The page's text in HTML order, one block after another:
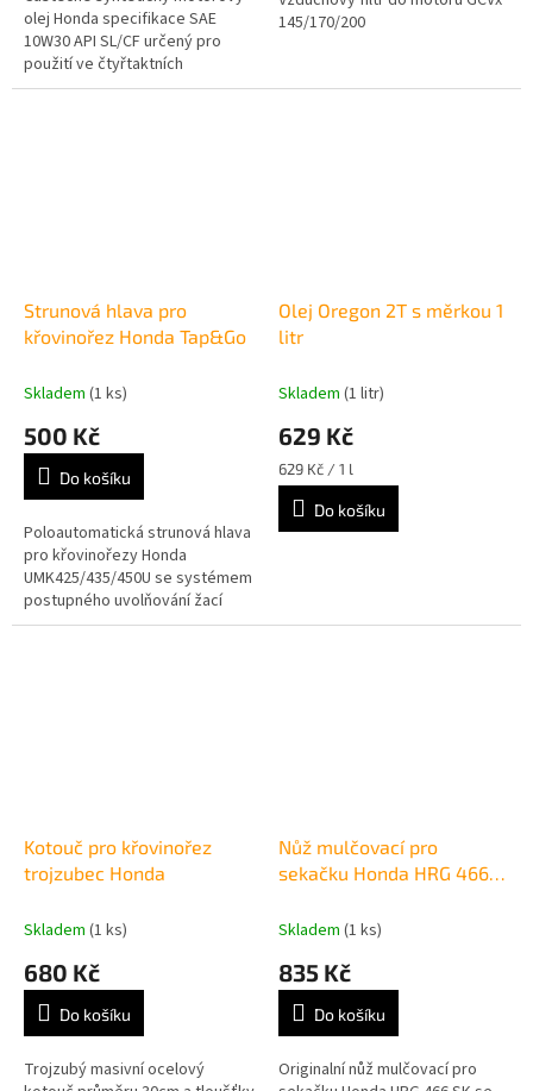
olej Honda specifikace SAE
10W30 API SL/CF určený pro
použití ve čtyřtaktních
motorech Honda. Zaručuje
145/170/200
Strunová hlava pro
křovinořez Honda Tap&Go
Skladem (1 ks)
500 Kč
Do košíku
Poloautomatická strunová hlava
pro křovinořezy Honda
UMK425/435/450U se systémem
postupného uvolňování žací
struny typu "Tap & Go"
Olej Oregon 2T s měrkou 1
litr
Skladem (1 litr)
629 Kč
Měrná
cena:
629 Kč / 1 l
Do košíku
Kotouč pro křovinořez
trojzubec Honda
Skladem (1 ks)
680 Kč
Do košíku
Trojzubý masivní ocelový
Nůž mulčovací pro
sekačku Honda HRG 466
Skladem (1 ks)
835 Kč
Do košíku
Originalní nůž mulčovací pro